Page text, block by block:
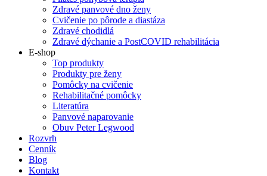
Zdravé panvové dno ženy
Cvičenie po pôrode a diastáza
Zdravé chodidlá
Zdravé dýchanie a PostCOVID rehabilitácia
E-shop
Top produkty
Produkty pre ženy
Pomôcky na cvičenie
Rehabilitačné pomôcky
Literatúra
Panvové naparovanie
Obuv Peter Legwood
Rozvrh
Cenník
Blog
Kontakt